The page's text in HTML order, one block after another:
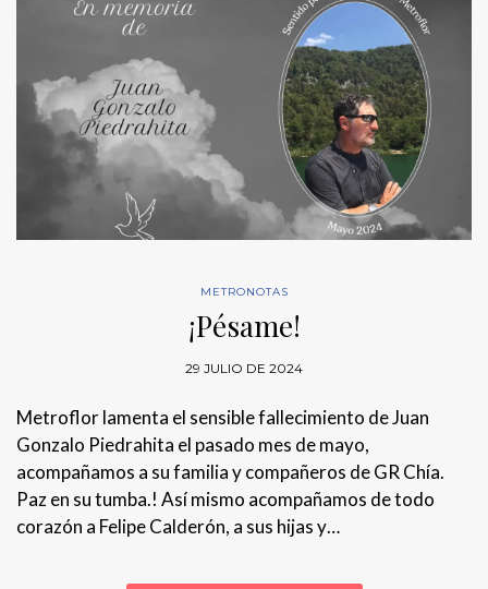
METRONOTAS
¡Pésame!
29 JULIO DE 2024
Metroflor lamenta el sensible fallecimiento de Juan
Gonzalo Piedrahita el pasado mes de mayo,
acompañamos a su familia y compañeros de GR Chía.
Paz en su tumba.! Así mismo acompañamos de todo
corazón a Felipe Calderón, a sus hijas y…